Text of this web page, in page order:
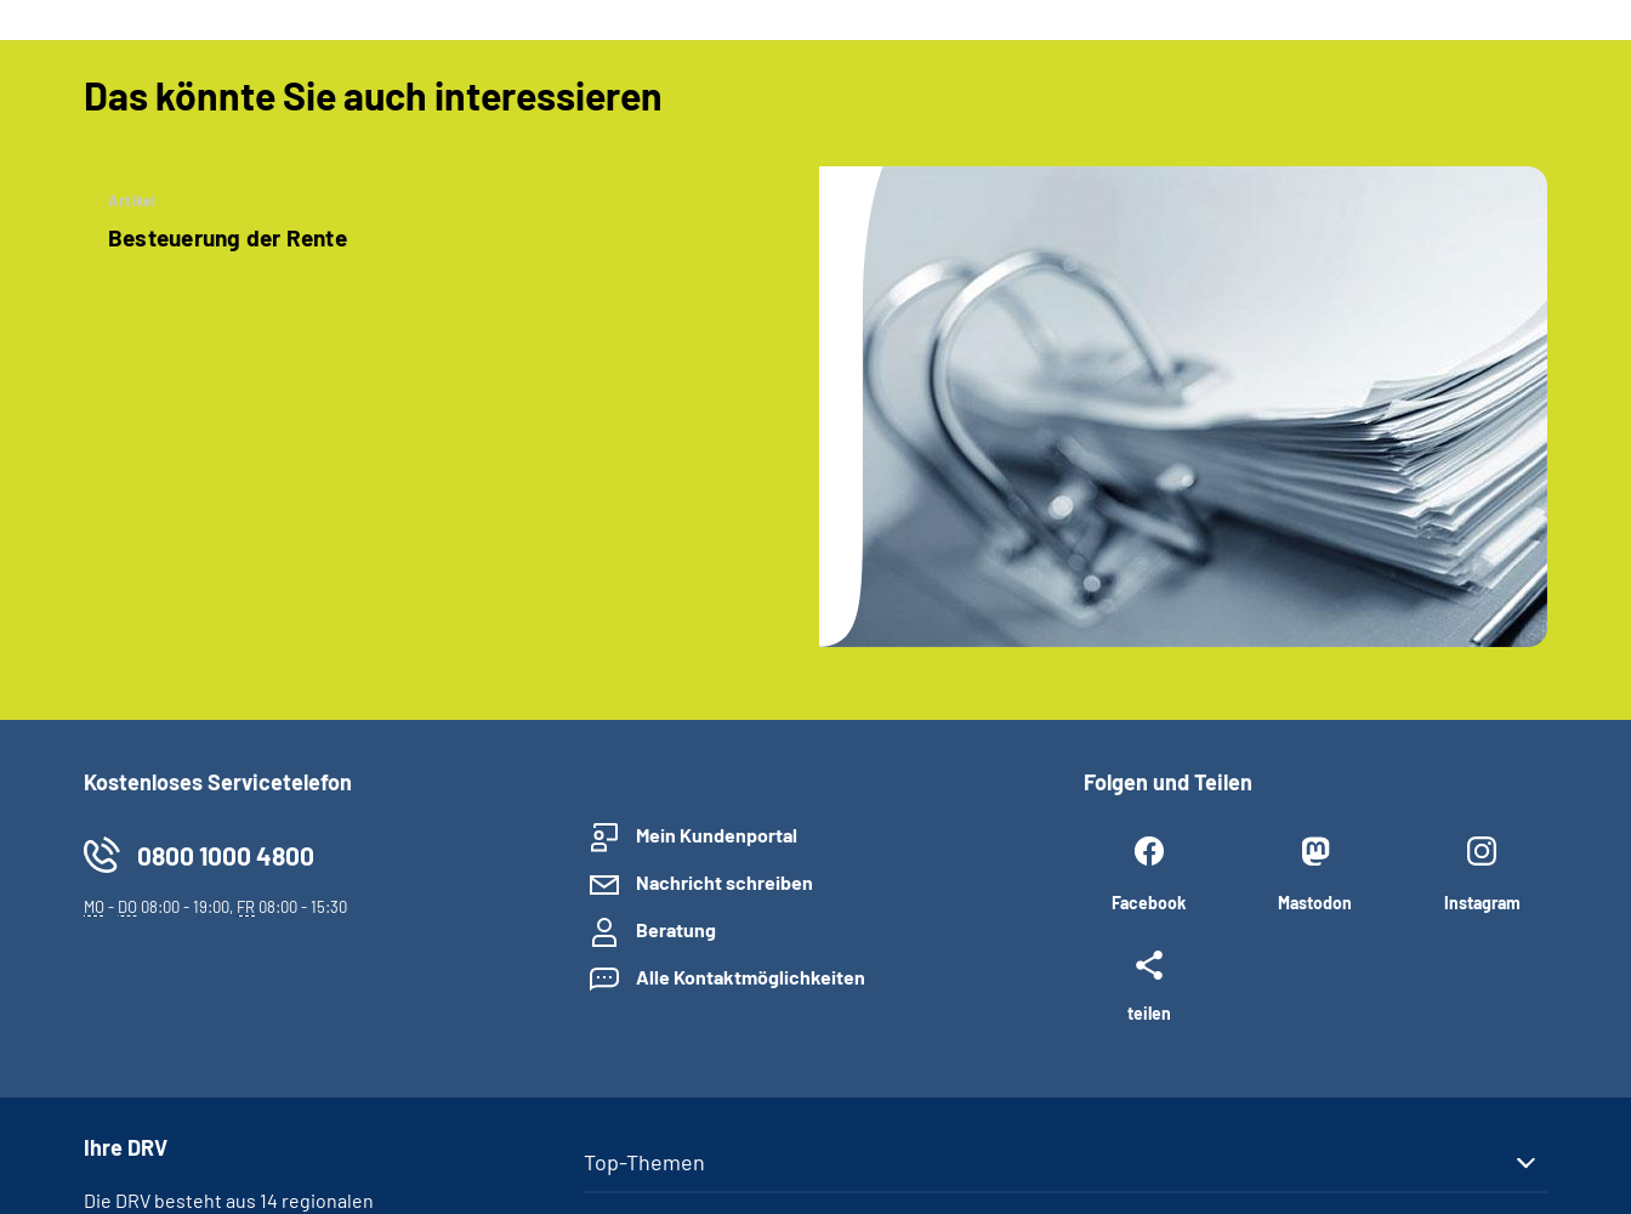
Das könnte Sie auch interessieren
Artikel
Besteuerung der Rente
Kostenloses Servicetelefon
0800 1000 4800
MO- DO 08:00 - 19:00, FR 08:00 - 15:30
Mein Kundenportal
Nachricht schreiben
Beratung
Alle Kontaktmöglichkeiten
Folgen und Teilen
Facebook Mastodon Instagram
teilen
Top-Themen
Ihre DRV
Die DRV besteht aus 14 regionalen